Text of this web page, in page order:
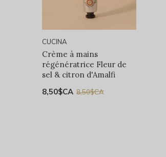
CUCINA
Crème à mains
régénératrice Fleur de
sel & citron d'Amalfi
8,50$CA 8,50$CA